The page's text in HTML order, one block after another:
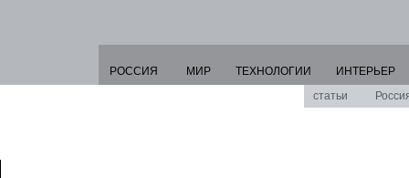
РОССИЯ МИР ТЕХНОЛОГИИ
ИНТЕРЬЕР
статьи